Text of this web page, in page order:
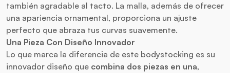
también agradable al tacto. La malla, además de ofrecer
una apariencia ornamental, proporciona un ajuste
perfecto que abraza tus curvas suavemente.
Una Pieza Con Diseño Innovador
Lo que marca la diferencia de este bodystocking es su
innovador diseño que combina dos piezas en una,